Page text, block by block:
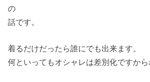
の
話です。
着るだけだったら誰にでも出来ます。
何といってもオシャレは差別化ですから